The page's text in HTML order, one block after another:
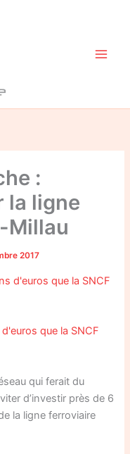
:
la ligne
Millau
2017
que la SNCF
qui ferait du
d’investir près de 6
la ligne ferroviaire